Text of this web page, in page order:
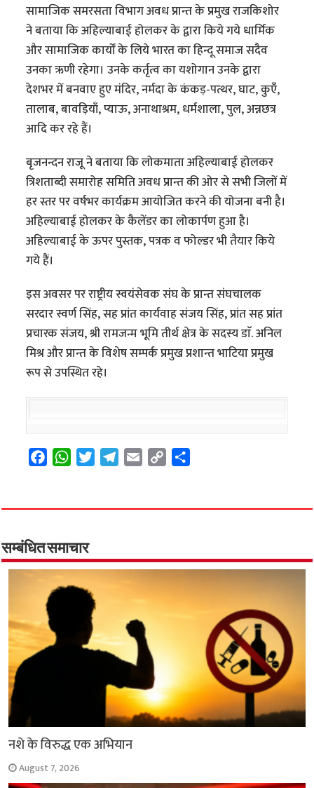
सामाजिक समरसता विभाग अवध प्रान्त के प्रमुख राजकिशोर
ने बताया कि अहिल्याबाई होलकर के द्वारा किये गये धार्मिक
और सामाजिक कार्यों के लिये भारत का हिन्दू समाज सदैव
उनका ऋणी रहेगा। उनके कर्तृत्व का यशोगान उनके द्वारा
देशभर में बनवाए हुए मंदिर, नर्मदा के कंकड़-पत्थर, घाट, कुएँ,
तालाब, बावड़ियाँ, प्याऊ, अनाथाश्रम, धर्मशाला, पुल, अन्नछत्र
आदि कर रहे हैं।
बृजनन्दन राजू ने बताया कि लोकमाता अहिल्याबाई होलकर
त्रिशताब्दी समारोह समिति अवध प्रान्त की ओर से सभी जिलों में
हर स्तर पर वर्षभर कार्यक्रम आयोजित करने की योजना बनी है।
अहिल्याबाई होलकर के कैलेंडर का लोकार्पण हुआ है।
अहिल्याबाई के ऊपर पुस्तक, पत्रक व फोल्डर भी तैयार किये
गये हैं।
इस अवसर पर राष्ट्रीय स्वयंसेवक संघ के प्रान्त संघचालक
सरदार स्वर्ण सिंह, सह प्रांत कार्यवाह संजय सिंह, प्रांत सह प्रांत
प्रचारक संजय, श्री रामजन्म भूमि तीर्थ क्षेत्र के सदस्य डाॅ. अनिल
मिश्र और प्रान्त के विशेष सम्पर्क प्रमुख प्रशान्त भाटिया प्रमुख
रूप से उपस्थित रहे।
F
e
o
o
k
W
t
A
p
p
T
t
r
T
e
a
m
E
i
C
y
n
k
r
सम्बंधित समाचार
नशे के विरुद्ध एक अभियान
August 7, 2026